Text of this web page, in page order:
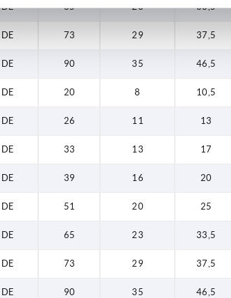
DE 65 23 33,5
DE 73 29 37,5
DE 90 35 46,5
DE 20 8 10,5
DE 26 11 13
DE 33 13 17
DE 39 16 20
DE 51 20 25
DE 65 23 33,5
DE 73 29 37,5
DE 90 35 46,5